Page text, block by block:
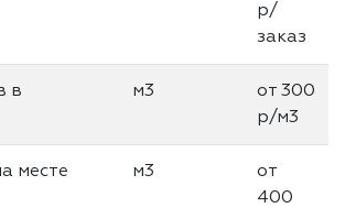
р/
заказ
в
м3
от 300
р/м3
месте м3
от
400